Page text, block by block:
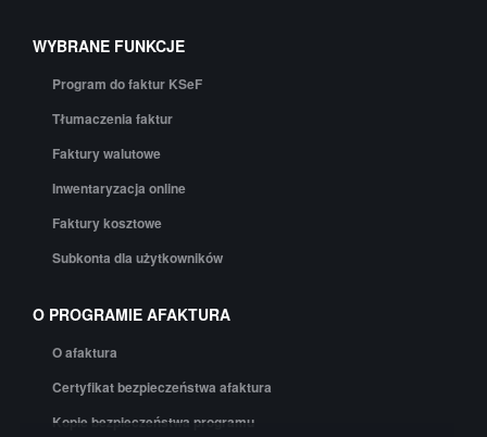
WYBRANE FUNKCJE
Program do faktur KSeF
Tłumaczenia faktur
Faktury walutowe
Inwentaryzacja online
Faktury kosztowe
Subkonta dla użytkowników
O PROGRAMIE AFAKTURA
O afaktura
Certyfikat bezpieczeństwa afaktura
Kopie bezpieczeństwa programu